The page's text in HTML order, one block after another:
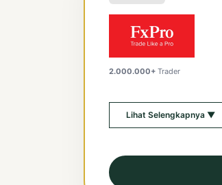
2.000.000+Trader
Lihat Selengkapnya ▼